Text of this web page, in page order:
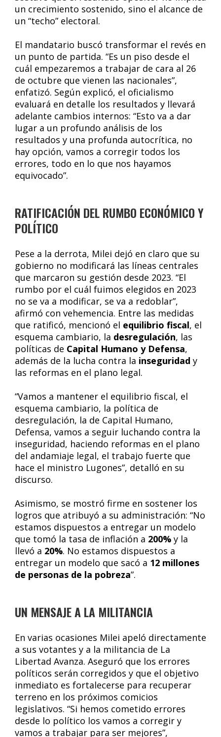
un crecimiento sostenido, sino el alcance de
un “techo” electoral.
El mandatario buscó transformar el revés en
un punto de partida. “Es un piso desde el
cuál empezaremos a trabajar de cara al 26
de octubre que vienen las nacionales”,
enfatizó. Según explicó, el oficialismo
evaluará en detalle los resultados y llevará
adelante cambios internos: “Esto va a dar
lugar a un profundo análisis de los
resultados y una profunda autocrítica, no
hay opción, vamos a corregir todos los
errores, todo en lo que nos hayamos
equivocado”.
RATIFICACIÓN DEL RUMBO ECONÓMICO Y
POLÍTICO
Pese a la derrota, Milei dejó en claro que su
gobierno no modificará las líneas centrales
que marcaron su gestión desde 2023. “El
rumbo por el cuál fuimos elegidos en 2023
no se va a modificar, se va a redoblar”,
afirmó con vehemencia. Entre las medidas
que ratificó, mencionó el equilibrio fiscal, el
esquema cambiario, la desregulación, las
políticas de Capital Humano y Defensa,
además de la lucha contra la inseguridad y
las reformas en el plano legal.
“Vamos a mantener el equilibrio fiscal, el
esquema cambiario, la política de
desregulación, la de Capital Humano,
Defensa, vamos a seguir luchando contra la
inseguridad, haciendo reformas en el plano
del andamiaje legal, el trabajo fuerte que
hace el ministro Lugones”, detalló en su
discurso.
Asimismo, se mostró firme en sostener los
logros que atribuyó a su administración: “No
estamos dispuestos a entregar un modelo
que tomó la tasa de inflación a 200% y la
llevó a 20%. No estamos dispuestos a
entregar un modelo que sacó a 12 millones
de personas de la pobreza”.
UN MENSAJE A LA MILITANCIA
En varias ocasiones Milei apeló directamente
a sus votantes y a la militancia de La
Libertad Avanza. Aseguró que los errores
políticos serán corregidos y que el objetivo
inmediato es fortalecerse para recuperar
terreno en los próximos comicios
legislativos. “Si hemos cometido errores
desde lo político los vamos a corregir y
vamos a trabajar para ser mejores”,